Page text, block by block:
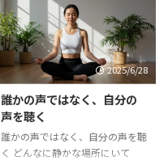
2025/6/28
誰かの声ではなく、自分の
声を聴く
誰かの声ではなく、自分の声を聴
く どんなに静かな場所にいて